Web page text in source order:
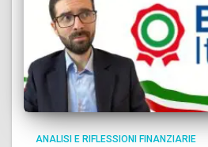
ANALISI E RIFLESSIONI FINANZIARIE